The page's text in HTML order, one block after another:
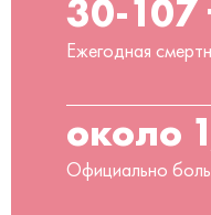
30-107
Ежегодная
около
Официально